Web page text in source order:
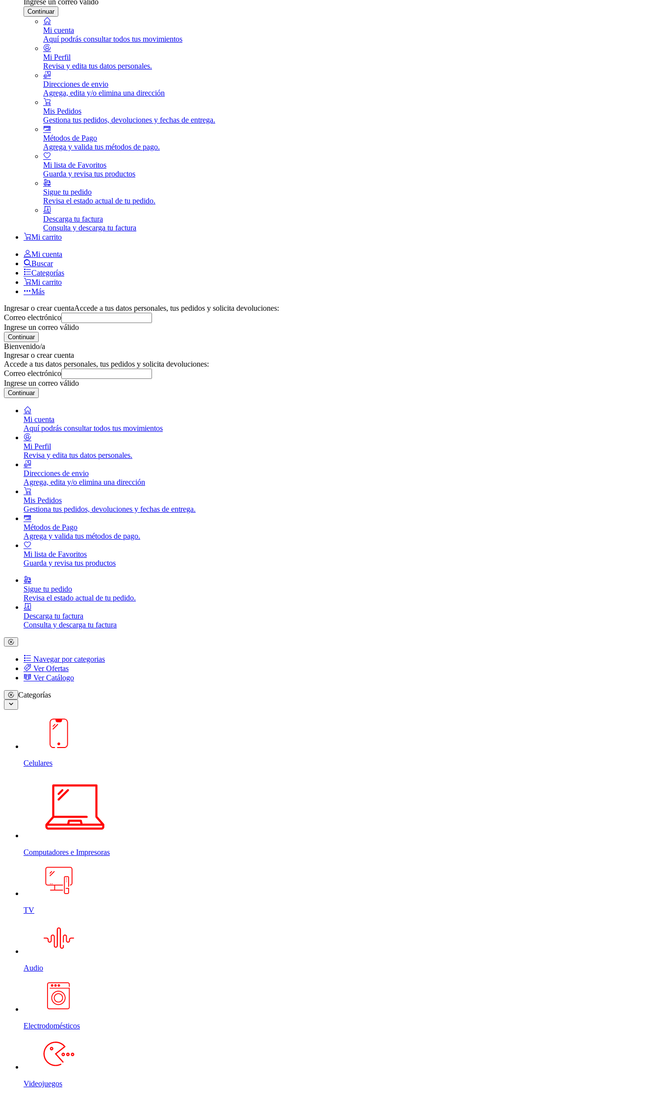
Continuar
Mi cuenta
Aquí podrás consultar todos tus movimientos
Mi Perfil
Revisa y edita tus datos personales.
Direcciones de envio
Agrega, edita y/o elimina una dirección
Mis Pedidos
Gestiona tus pedidos, devoluciones y fechas de entrega.
Métodos de Pago
Agrega y valida tus métodos de pago.
Mi lista de Favoritos
Guarda y revisa tus productos
Sigue tu pedido
Revisa el estado actual de tu pedido.
Descarga tu factura
Consulta y descarga tu factura
Mi carrito
Mi cuenta
Buscar
Categorías
Mi carrito
Más
Ingresar o crear cuentaAccede a tus datos personales, tus pedidos y solicita devoluciones:
Correo electrónico
Ingrese un correo válido
Continuar
Bienvenido/a
Ingresar o crear cuenta
Accede a tus datos personales, tus pedidos y solicita devoluciones:
Correo electrónico
Ingrese un correo válido
Continuar
Mi cuenta
Aquí podrás consultar todos tus movimientos
Mi Perfil
Revisa y edita tus datos personales.
Direcciones de envio
Agrega, edita y/o elimina una dirección
Mis Pedidos
Gestiona tus pedidos, devoluciones y fechas de entrega.
Métodos de Pago
Agrega y valida tus métodos de pago.
Mi lista de Favoritos
Guarda y revisa tus productos
Sigue tu pedido
Revisa el estado actual de tu pedido.
Descarga tu factura
Consulta y descarga tu factura
Navegar por categorias
Ver Ofertas
Ver Catálogo
Categorías
Celulares
Computadores e Impresoras
TV
Audio
Electrodomésticos
Videojuegos